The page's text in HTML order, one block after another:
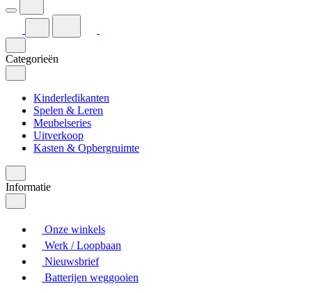
Categorieën
Kinderledikanten
Spelen & Leren
Meubelseries
Uitverkoop
Kasten & Opbergruimte
Informatie
Onze winkels
Werk / Loopbaan
Nieuwsbrief
Batterijen weggooien